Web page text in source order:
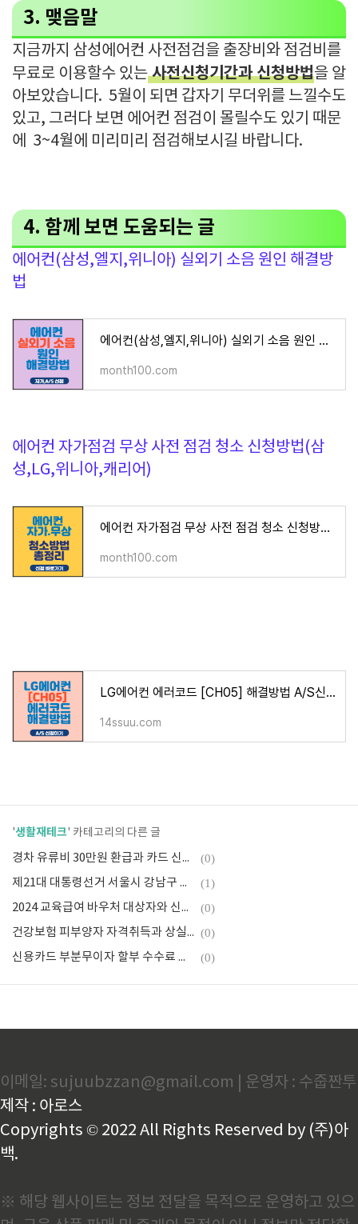
3. 맺음말
지금까지 삼성에어컨 사전점검을 출장비와 점검비를
무료로 이용할수 있는사전신청기간과 신청방법을 알
아보았습니다. 5월이 되면 갑자기 무더위를 느낄수도
있고, 그러다 보면 에어컨 점검이 몰릴수도 있기 때문
에 3~4월에 미리미리 점검해보시길 바랍니다.
4. 함께 보면 도움되는 글
에어컨(삼성,엘지,위니아) 실외기 소음 원인 해결방
법
에어컨(삼성,엘지,위니아) 실외기 소음 원인 해결방법
month100.com
에어컨 자가점검 무상 사전 점검 청소 신청방법(삼
성,LG,위니아,캐리어)
에어컨 자가점검 무상 사전 점검 청소 신청방법(삼성,LG,위니아,캐리어)
month100.com
LG에어컨 에러코드 [CH05] 해결방법 A/S신청방법
14ssuu.com
'생활재테크' 카테고리의 다른 글
경차 유류비 30만원 환급과 카드 신청방법 (0)
제21대 대통령선거 서울시 강남구 사전투표소 장소와 개표방송 (1)
2024 교육급여 바우처 대상자와 신청방법 - 사용처까지 총정리 (0)
건강보험 피부양자 자격취득과 상실.등록 서류(ft. 신청순서 따라하기) (0)
신용카드 부분무이자 할부 수수료 계산기 - 이자줄이는 방법 (0)
이메일: sujuubzzan@gmail.com | 운영자 : 수줍짠투
제작 : 아로스
Copyrights © 2022 All Rights Reserved by (주)아
백.
※ 해당 웹사이트는 정보 전달을 목적으로 운영하고 있으